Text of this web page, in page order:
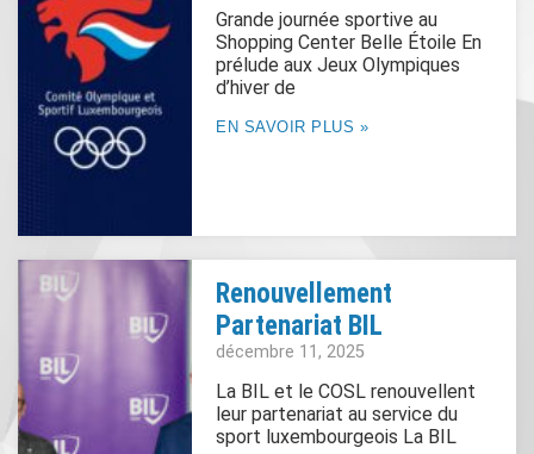
Grande journée sportive au
Shopping Center Belle Étoile En
prélude aux Jeux Olympiques
d’hiver de
EN SAVOIR PLUS »
Renouvellement
Partenariat BIL
décembre 11, 2025
La BIL et le COSL renouvellent
leur partenariat au service du
sport luxembourgeois La BIL